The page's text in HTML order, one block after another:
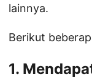
lainnya.
Berikut
1.